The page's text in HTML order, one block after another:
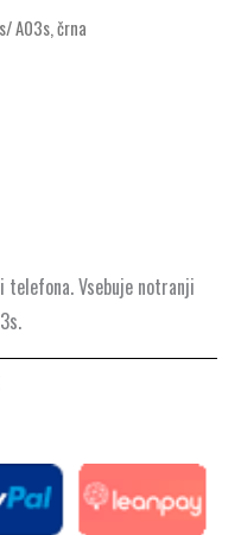
A03s, črna
telefona. Vsebuje notranji